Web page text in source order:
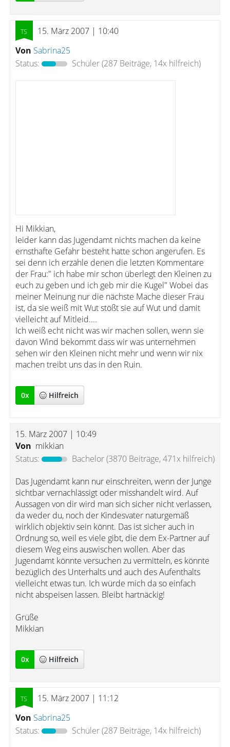
15. März 2007 | 10:40
Von Sabrina25
Status:
Schüler(287 Beiträge, 14x hilfreich)
Hi Mikkian,
leider kann das Jugendamt nichts machen da keine
ernsthafte Gefahr besteht hatte schon angerufen. Es
sei denn ich erzähle denen die letzten Kommentare
der Frau:" ich habe mir schon überlegt den Kleinen zu
euch zu geben und ich geb mir die Kugel" Wobei das
meiner Meinung nur die nächste Mache dieser Frau
ist, da sie weiß mit Wut stößt sie auf Wut und damit
vielleicht auf Mitleid....
Ich weiß echt nicht was wir machen sollen, wenn sie
davon Wind bekommt dass wir was unternehmen
sehen wir den Kleinen nicht mehr und wenn wir nix
machen treibt uns das in den Ruin.
0x Hilfreich
15. März 2007 | 10:49
Von mikkian
Status:
Bachelor(3870 Beiträge, 471x hilfreich)
Das Jugendamt kann nur einschreiten, wenn der Junge
sichtbar vernachlässigt oder misshandelt wird. Auf
Aussagen von dir wird man sich sicher nicht verlassen,
da weder du, noch der Kindesvater naturgemäß
wirklich objektiv sein könnt. Das ist sicher auch in
Ordnung so, weil es viele gibt, die dem Ex-Partner auf
diesem Weg eins auswischen wollen. Aber das
Jugendamt könnte versuchen zu vermitteln, es könnte
bezüglich des Unterhalts und auch des Aufenthalts
vielleicht etwas tun. Ich würde mich da so einfach
nicht abspeisen lassen. Bleibt hartnäckig!
Grüße
Mikkian
0x Hilfreich
15. März 2007 | 11:12
Von Sabrina25
Status:
Schüler(287 Beiträge, 14x hilfreich)